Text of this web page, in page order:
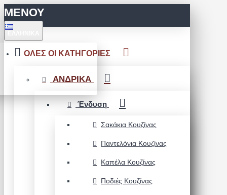
ΜΕΝΟΥ
ΟΛΕΣ ΟΙ ΚΑΤΗΓΟΡΙΕΣ
ΑΝΔΡΙΚΑ
Ένδυση
Σακάκια Κουζίνας
Παντελόνια Κουζίνας
Καπέλα Κουζίνας
Ποδιές Κουζίνας